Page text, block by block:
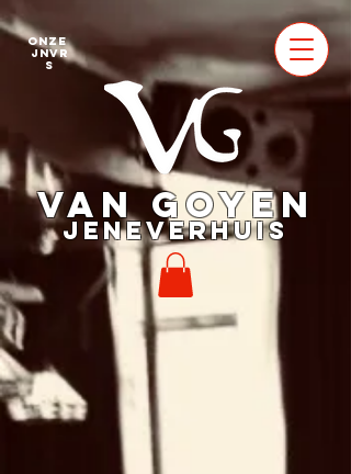
VAN GOYEN
JENEVERHUIS
Onze
jnvr
s